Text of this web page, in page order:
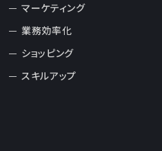
マーケティング
業務効率化
ショッピング
スキルアップ